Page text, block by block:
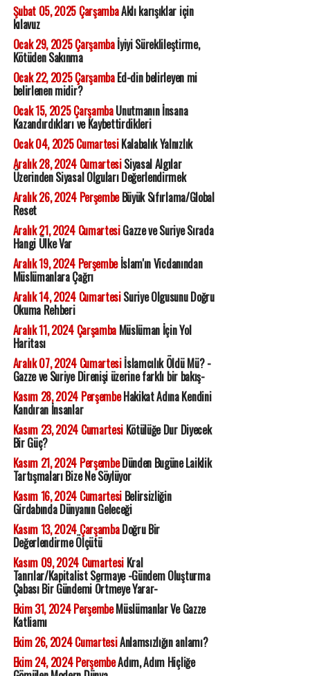
Şubat 05, 2025 ÇarşambaAklı karışıklar için
kılavuz
Ocak 29, 2025 Çarşambaİyiyi Süreklileştirme,
Kötüden Sakınma
Ocak 22, 2025 ÇarşambaEd-din belirleyen mi
belirlenen midir?
Ocak 15, 2025 ÇarşambaUnutmanın İnsana
Kazandırdıkları ve Kaybettirdikleri
Ocak 04, 2025 CumartesiKalabalık Yalnızlık
Aralık 28, 2024 CumartesiSiyasal Algılar
Üzerinden Siyasal Olguları Değerlendirmek
Aralık 26, 2024 PerşembeBüyük Sıfırlama/Global
Reset
Aralık 21, 2024 CumartesiGazze ve Suriye Sırada
Hangi Ülke Var
Aralık 19, 2024 Perşembeİslam'ın Vicdanından
Müslümanlara Çağrı
Aralık 14, 2024 CumartesiSuriye Olgusunu Doğru
Okuma Rehberi
Aralık 11, 2024 ÇarşambaMüslüman İçin Yol
Haritası
Aralık 07, 2024 Cumartesiİslamcılık Öldü Mü? -
Gazze ve Suriye Direnişi üzerine farklı bir bakış-
Kasım 28, 2024 PerşembeHakikat Adına Kendini
Kandıran İnsanlar
Kasım 23, 2024 CumartesiKötülüğe Dur Diyecek
Bir Güç?
Kasım 21, 2024 PerşembeDünden Bugüne Laiklik
Tartışmaları Bize Ne Söylüyor
Kasım 16, 2024 CumartesiBelirsizliğin
Girdabında Dünyanın Geleceği
Kasım 13, 2024 ÇarşambaDoğru Bir
Değerlendirme Ölçütü
Kasım 09, 2024 CumartesiKral
Tanrılar/Kapitalist Sermaye -Gündem Oluşturma
Çabası Bir Gündemi Örtmeye Yarar-
Ekim 31, 2024 PerşembeMüslümanlar Ve Gazze
Katliamı
Ekim 26, 2024 CumartesiAnlamsızlığın anlamı?
Ekim 24, 2024 PerşembeAdım, Adım Hiçliğe